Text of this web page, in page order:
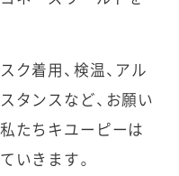
ク着用、検温、アル
タンスなど、お願い
たちキユーピーは
いきます。